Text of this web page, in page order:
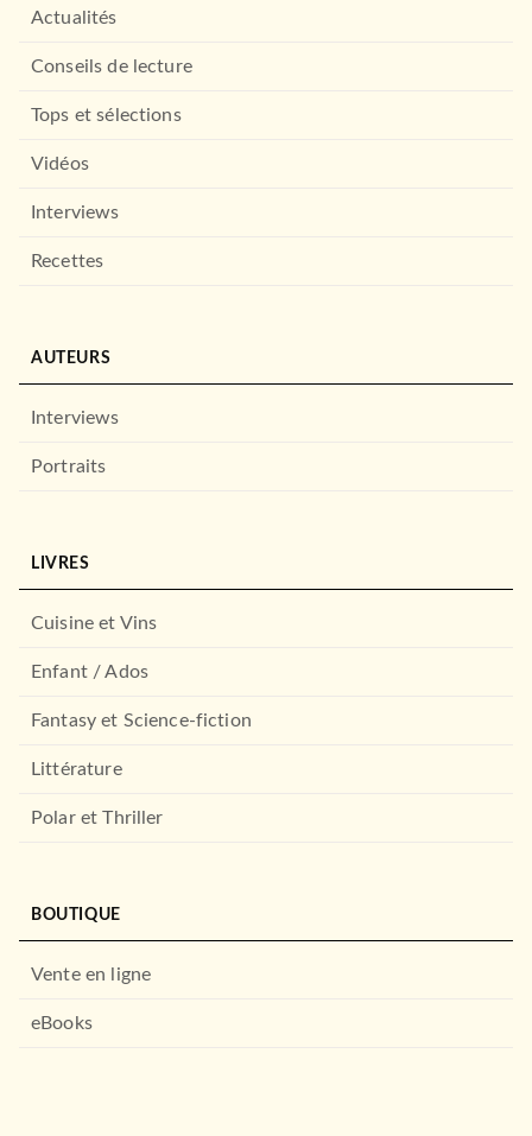
Actualités
Conseils de lecture
Tops et sélections
Vidéos
Interviews
Recettes
AUTEURS
Interviews
Portraits
LIVRES
Cuisine et Vins
Enfant / Ados
Fantasy et Science-fiction
Littérature
Polar et Thriller
BOUTIQUE
Vente en ligne
eBooks